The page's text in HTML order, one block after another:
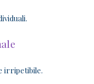
irripetibile.